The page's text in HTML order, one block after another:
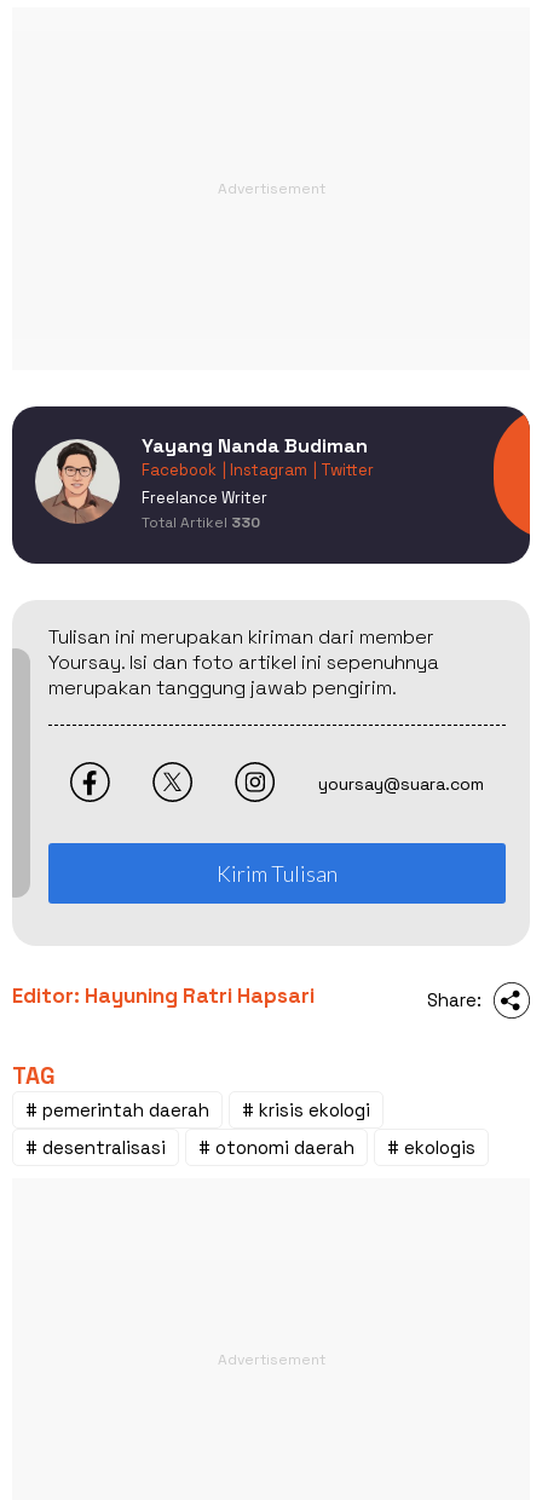
Yayang Nanda Budiman
Facebook | Instagram
| Twitter
Freelance Writer
Total Artikel 330
Tulisan ini merupakan kiriman dari member
Yoursay. Isi dan foto artikel ini sepenuhnya
merupakan tanggung jawab pengirim.
yoursay@suara.com
Kirim Tulisan
Editor: Hayuning Ratri Hapsari Share:
TAG
# pemerintah daerah
# krisis ekologi
# desentralisasi
# otonomi daerah # ekologis